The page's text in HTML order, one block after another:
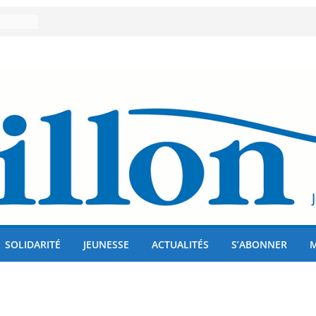
!
SOLIDARITÉ JEUNESSE ACTUALITÉS S’ABONNER